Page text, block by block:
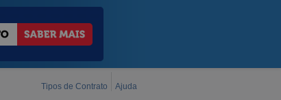
Tipos de Contrato Ajuda